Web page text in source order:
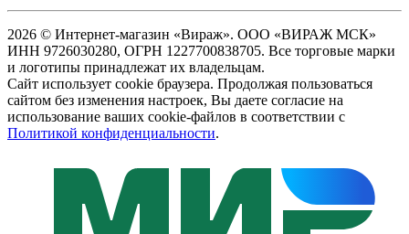
2026 © Интернет-магазин «Вираж». ООО «ВИРАЖ МСК»
ИНН 9726030280, ОГРН 1227700838705. Все торговые марки
и логотипы принадлежат их владельцам.
Сайт использует cookie браузера. Продолжая пользоваться
сайтом без изменения настроек, Вы даете согласие на
использование ваших cookie-файлов в соответствии с
Политикой конфиденциальности.